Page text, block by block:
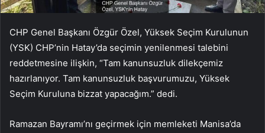
CHP Genel Başkanı Özgür Özel, Yüksek Seçim Kurulunun
(YSK) CHP’nin Hatay’da seçimin yenilenmesi talebini
reddetmesine ilişkin, “Tam kanunsuzluk dilekçemiz
hazırlanıyor. Tam kanunsuzluk başvurumuzu, Yüksek
Seçim Kuruluna bizzat yapacağım.” dedi.
Ramazan Bayramı’nı geçirmek için memleketi Manisa’da